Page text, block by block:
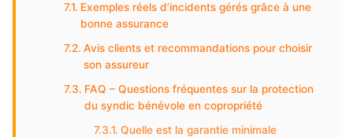
Exemples réels d’incidents gérés grâce à une
bonne assurance
Avis clients et recommandations pour choisir
son assureur
FAQ – Questions fréquentes sur la protection
du syndic bénévole en copropriété
Quelle est la garantie minimale